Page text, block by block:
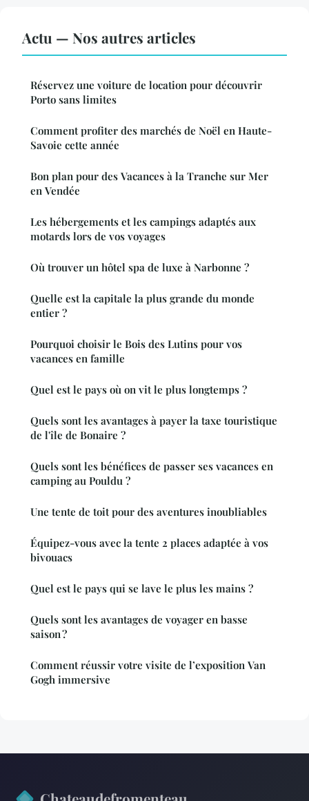
Actu — Nos autres articles
Réservez une voiture de location pour découvrir
Porto sans limites
Comment profiter des marchés de Noël en Haute-
Savoie cette année
Bon plan pour des Vacances à la Tranche sur Mer
en Vendée
Les hébergements et les campings adaptés aux
motards lors de vos voyages
Où trouver un hôtel spa de luxe à Narbonne ?
Quelle est la capitale la plus grande du monde
entier ?
Pourquoi choisir le Bois des Lutins pour vos
vacances en famille
Quel est le pays où on vit le plus longtemps ?
Quels sont les avantages à payer la taxe touristique
de l'île de Bonaire ?
Quels sont les bénéfices de passer ses vacances en
camping au Pouldu ?
Une tente de toit pour des aventures inoubliables
Équipez-vous avec la tente 2 places adaptée à vos
bivouacs
Quel est le pays qui se lave le plus les mains ?
Quels sont les avantages de voyager en basse
saison ?
Comment réussir votre visite de l’exposition Van
Gogh immersive